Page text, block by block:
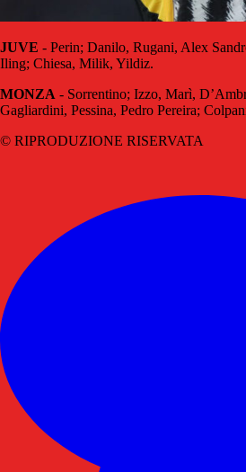
JUVE - Perin; Danilo, Rugani, Alex
Iling; Chiesa, Milik, Yildiz.
MONZA - Sorrentino; Izzo, Marì,
Gagliardini, Pessina, Pedro Pereira;
© RIPRODUZIONE RISERVATA